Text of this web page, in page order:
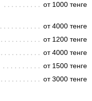
от 1000 тенге
от 4000 тенге
от 1200 тенге
от 4000 тенге
от 1500 тенге
от 3000 тенге